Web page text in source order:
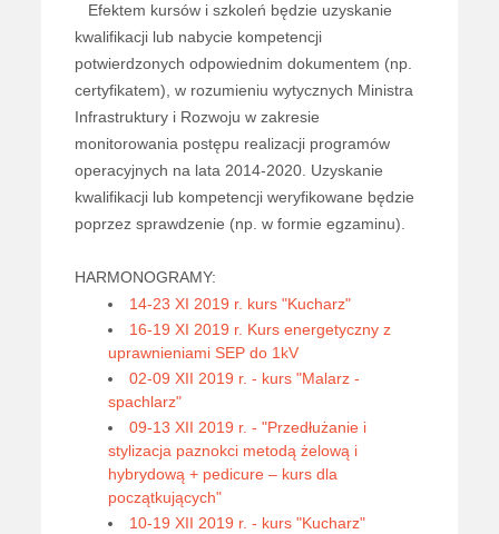
Efektem kursów i szkoleń będzie uzyskanie
kwalifikacji lub nabycie kompetencji
potwierdzonych odpowiednim dokumentem (np.
certyfikatem), w rozumieniu wytycznych Ministra
Infrastruktury i Rozwoju w zakresie
monitorowania postępu realizacji programów
operacyjnych na lata 2014-2020. Uzyskanie
kwalifikacji lub kompetencji weryfikowane będzie
poprzez sprawdzenie (np. w formie egzaminu).
HARMONOGRAMY:
14-23 XI 2019 r. kurs "Kucharz"
16-19 XI 2019 r. Kurs energetyczny z
uprawnieniami SEP do 1kV
02-09 XII 2019 r. - kurs "Malarz -
spachlarz"
09-13 XII 2019 r. - "Przedłużanie i
stylizacja paznokci metodą żelową i
hybrydową + pedicure – kurs dla
początkujących"
10-19 XII 2019 r. - kurs "Kucharz"